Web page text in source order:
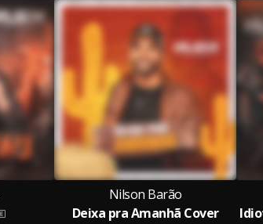
Nilson Barão
Deixa pra Amanhã Cover